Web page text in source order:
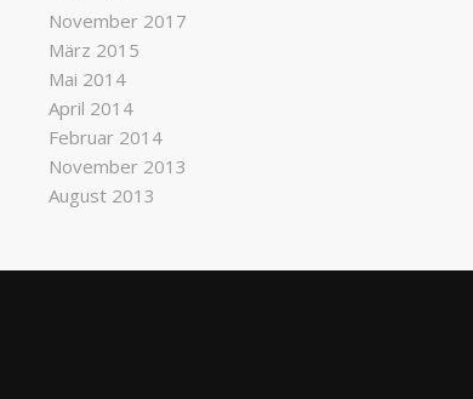
November 2017
März 2015
Mai 2014
April 2014
Februar 2014
November 2013
August 2013